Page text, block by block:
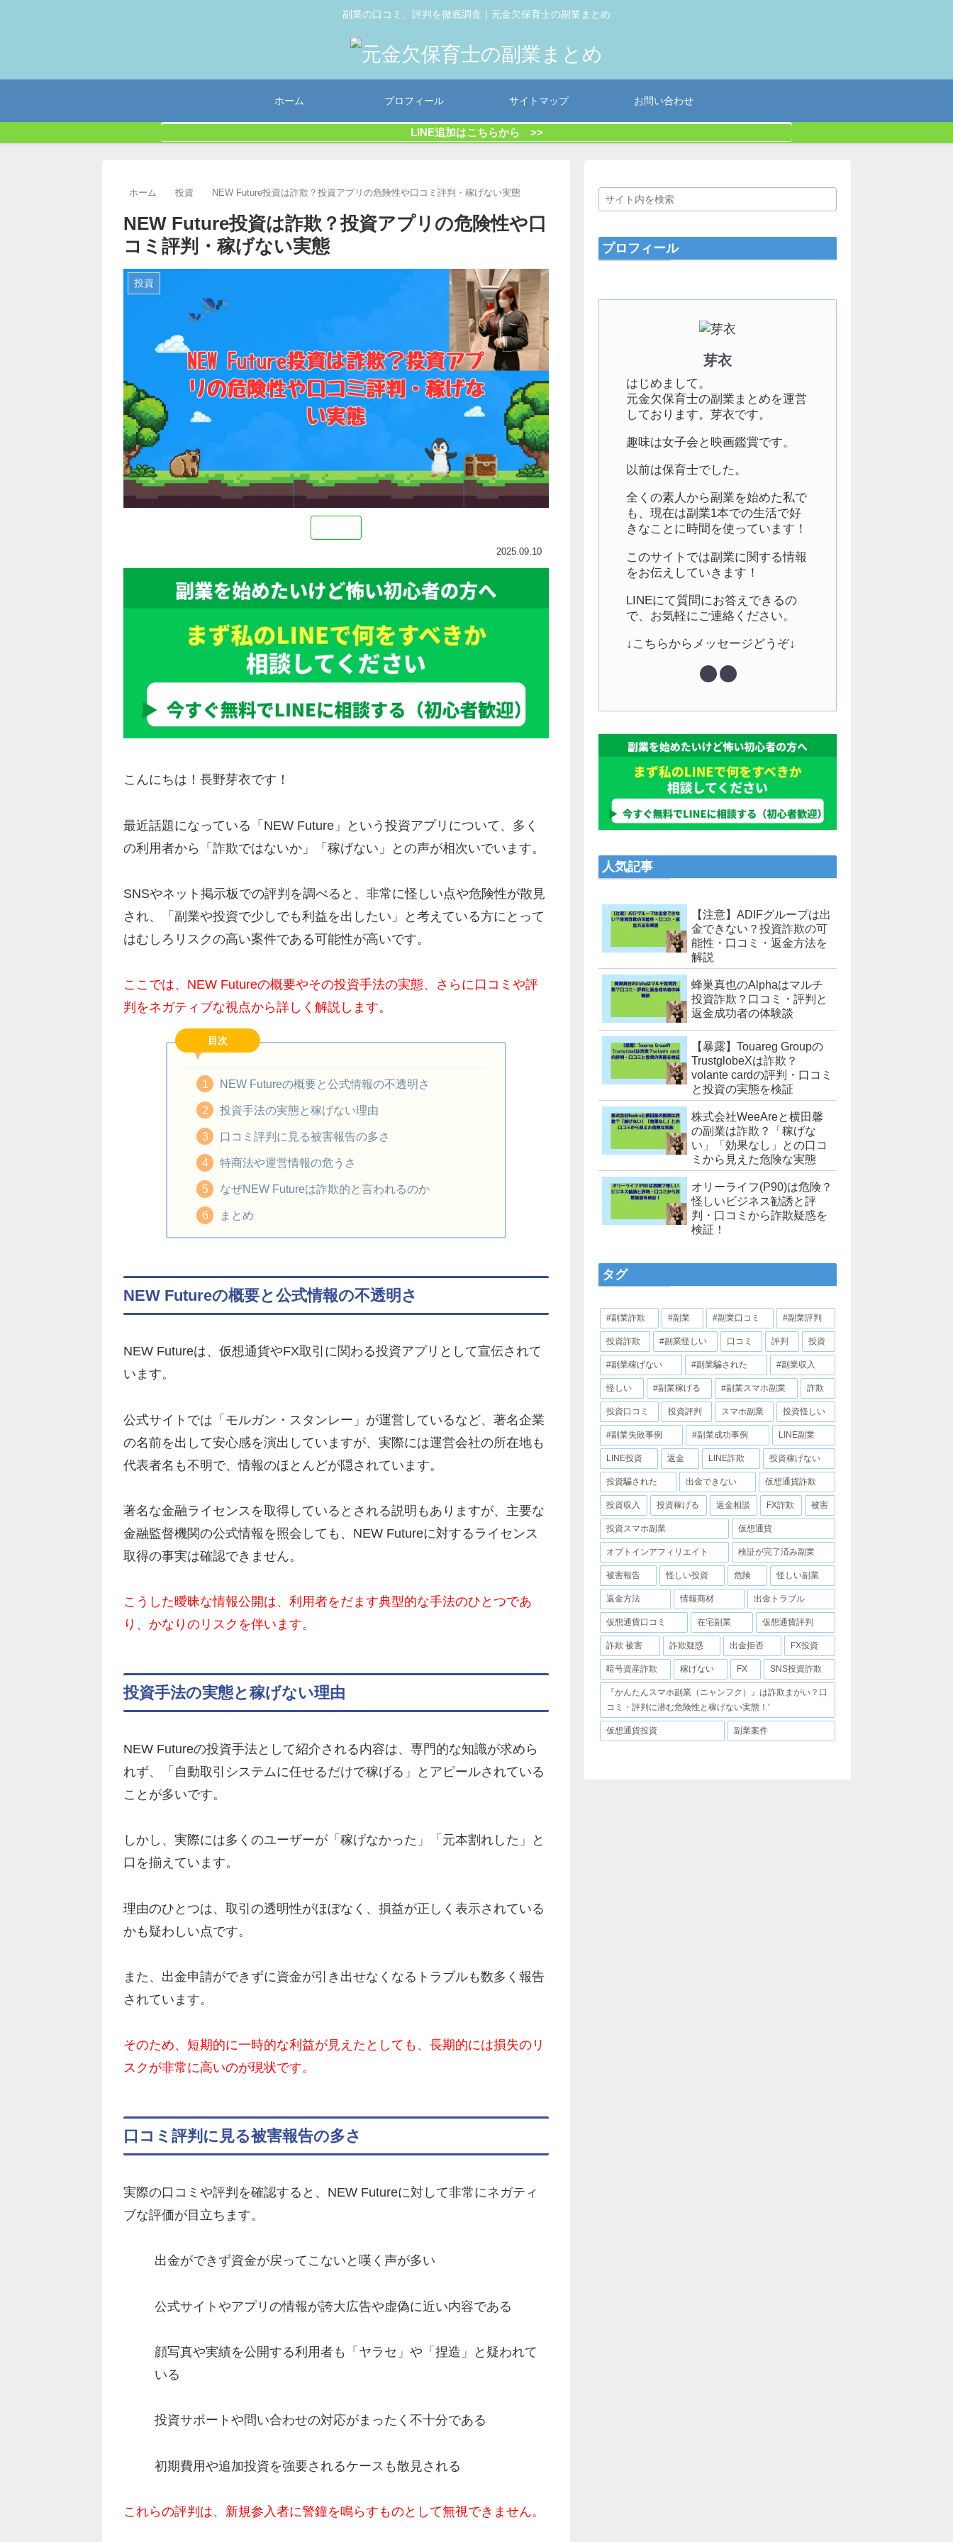
副業の口コミ、評判を徹底調査｜元金欠保育士の副業まとめ
ホーム プロフィール サイトマップ お問い合わせ
LINE追加はこちらから >>
ホーム 投資 NEW Future投資は詐欺？投資アプリの危険性や口コミ評判・稼げない実態
NEW Future投資は詐欺？投資アプリの危険性や口
コミ評判・稼げない実態
投資
2025.09.10
こんにちは！長野芽衣です！
最近話題になっている「NEW Future」という投資アプリについて、多く
の利用者から「詐欺ではないか」「稼げない」との声が相次いでいます。
SNSやネット掲示板での評判を調べると、非常に怪しい点や危険性が散見
され、「副業や投資で少しでも利益を出したい」と考えている方にとって
はむしろリスクの高い案件である可能性が高いです。
ここでは、NEW Futureの概要やその投資手法の実態、さらに口コミや評
判をネガティブな視点から詳しく解説します。
目次
NEW Futureの概要と公式情報の不透明さ
投資手法の実態と稼げない理由
口コミ評判に見る被害報告の多さ
特商法や運営情報の危うさ
なぜNEW Futureは詐欺的と言われるのか
まとめ
NEW Futureの概要と公式情報の不透明さ
NEW Futureは、仮想通貨やFX取引に関わる投資アプリとして宣伝されて
います。
公式サイトでは「モルガン・スタンレー」が運営しているなど、著名企業
の名前を出して安心感を演出していますが、実際には運営会社の所在地も
代表者名も不明で、情報のほとんどが隠されています。
著名な金融ライセンスを取得しているとされる説明もありますが、主要な
金融監督機関の公式情報を照会しても、NEW Futureに対するライセンス
取得の事実は確認できません。
こうした曖昧な情報公開は、利用者をだます典型的な手法のひとつであ
り、かなりのリスクを伴います。
投資手法の実態と稼げない理由
NEW Futureの投資手法として紹介される内容は、専門的な知識が求めら
れず、「自動取引システムに任せるだけで稼げる」とアピールされている
ことが多いです。
しかし、実際には多くのユーザーが「稼げなかった」「元本割れした」と
口を揃えています。
理由のひとつは、取引の透明性がほぼなく、損益が正しく表示されている
かも疑わしい点です。
また、出金申請ができずに資金が引き出せなくなるトラブルも数多く報告
されています。
そのため、短期的に一時的な利益が見えたとしても、長期的には損失のリ
スクが非常に高いのが現状です。
口コミ評判に見る被害報告の多さ
実際の口コミや評判を確認すると、NEW Futureに対して非常にネガティ
ブな評価が目立ちます。
出金ができず資金が戻ってこないと嘆く声が多い
公式サイトやアプリの情報が誇大広告や虚偽に近い内容である
顔写真や実績を公開する利用者も「ヤラセ」や「捏造」と疑われて
いる
投資サポートや問い合わせの対応がまったく不十分である
初期費用や追加投資を強要されるケースも散見される
これらの評判は、新規参入者に警鐘を鳴らすものとして無視できません。
プロフィール
芽衣
はじめまして。
元金欠保育士の副業まとめを運営
しております。芽衣です。
趣味は女子会と映画鑑賞です。
以前は保育士でした。
全くの素人から副業を始めた私で
も、現在は副業1本での生活で好
きなことに時間を使っています！
このサイトでは副業に関する情報
をお伝えしていきます！
LINEにて質問にお答えできるの
で、お気軽にご連絡ください。
↓こちらからメッセージどうぞ↓
人気記事
【注意】ADIFグループは出
金できない？投資詐欺の可
能性・口コミ・返金方法を
解説
蜂巣真也のAlphaはマルチ
投資詐欺？口コミ・評判と
返金成功者の体験談
【暴露】Touareg Groupの
TrustglobeXは詐欺？
volante cardの評判・口コミ
と投資の実態を検証
株式会社WeeAreと横田馨
の副業は詐欺？「稼げな
い」「効果なし」との口コ
ミから見えた危険な実態
オリーライフ(P90)は危険？
怪しいビジネス勧誘と評
判・口コミから詐欺疑惑を
検証！
タグ
#副業詐欺 #副業 #副業口コミ #副業評判
投資詐欺 #副業怪しい 口コミ 評判 投資
#副業稼げない #副業騙された #副業収入
怪しい #副業稼げる #副業スマホ副業 詐欺
投資口コミ 投資評判 スマホ副業 投資怪しい
#副業失敗事例 #副業成功事例 LINE副業
LINE投資 返金 LINE詐欺 投資稼げない
投資騙された 出金できない 仮想通貨詐欺
投資収入 投資稼げる 返金相談 FX詐欺 被害
投資スマホ副業 仮想通貨
オプトインアフィリエイト 検証が完了済み副業
被害報告 怪しい投資 危険 怪しい副業
返金方法 情報商材 出金トラブル
仮想通貨口コミ 在宅副業 仮想通貨評判
詐欺 被害 詐欺疑惑 出金拒否 FX投資
暗号資産詐欺 稼げない FX SNS投資詐欺
『かんたんスマホ副業（ニャンフク）』は詐欺まがい？口
コミ・評判に潜む危険性と稼げない実態！'
仮想通貨投資 副業案件